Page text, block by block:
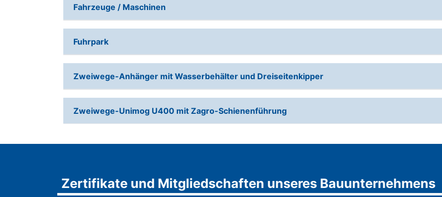
Fahrzeuge / Maschinen
Fuhrpark
Zweiwege-Anhänger mit Wasserbehälter und Dreiseitenkipper
Zweiwege-Unimog U400 mit Zagro-Schienenführung
Zertifikate und Mitgliedschaften unseres Bauunternehmens